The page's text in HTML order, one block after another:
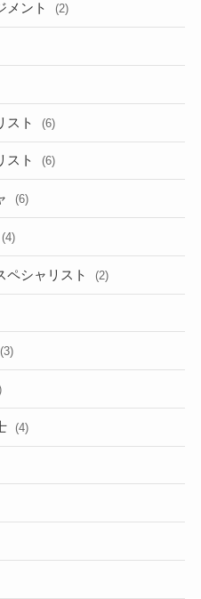
メント (2)
スト (6)
スト (6)
(6)
(4)
ペシャリスト (2)
(3)
(4)